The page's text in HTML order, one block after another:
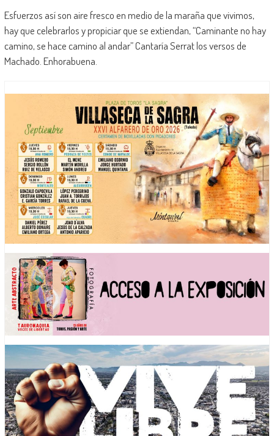
Esfuerzos así son aire fresco en medio de la maraña que vivimos,
hay que celebrarlos y propiciar que se extiendan, “Caminante no hay
camino, se hace camino al andar” Cantaría Serrat los versos de
Machado. Enhorabuena.